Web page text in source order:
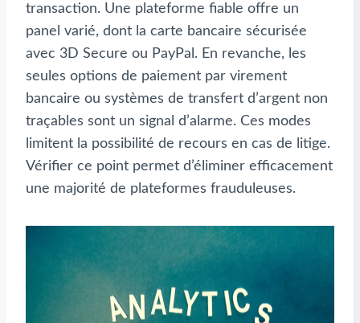
transaction. Une plateforme fiable offre un
panel varié, dont la carte bancaire sécurisée
avec 3D Secure ou PayPal. En revanche, les
seules options de paiement par virement
bancaire ou systèmes de transfert d’argent non
traçables sont un signal d’alarme. Ces modes
limitent la possibilité de recours en cas de litige.
Vérifier ce point permet d’éliminer efficacement
une majorité de plateformes frauduleuses.